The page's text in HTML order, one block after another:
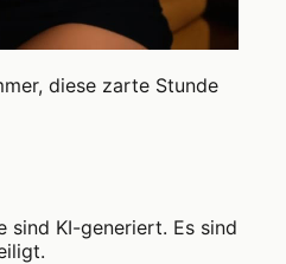
diese zarte Stunde
sind KI-generiert. Es sind